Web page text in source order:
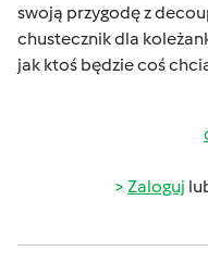
swoją przygodę z
chustecznik dla
jak ktoś będzie coś
Zaloguj